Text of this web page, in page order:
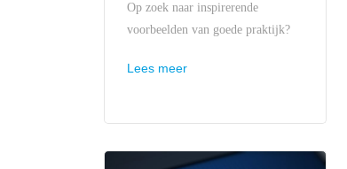
Op zoek naar inspirerende
voorbeelden van goede praktijk?
Lees meer